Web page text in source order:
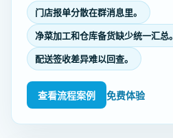
门店报单分散在群消息里。
净菜加工和仓库备货缺少统一汇总。
配送签收差异难以回查。
查看流程案例 免费体验